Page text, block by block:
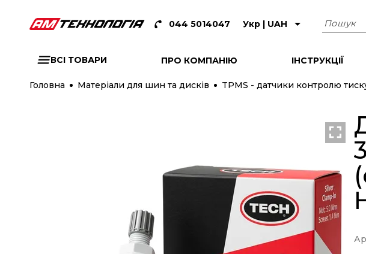
044 5014047 Укр | UAH Пошук
ВСІ ТОВАРИ ПРО КОМПАНІЮ ІНСТРУКЦІЇ
Головна Матеріали для шин та дисків TPMS - датчики контролю